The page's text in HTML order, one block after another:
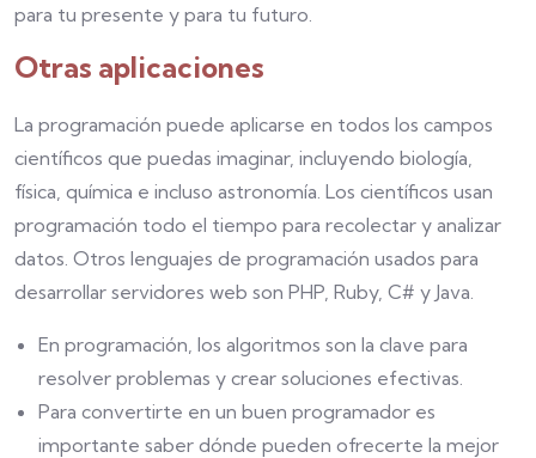
para tu presente y para tu futuro.
Otras aplicaciones
La programación puede aplicarse en todos los campos
científicos que puedas imaginar, incluyendo biología,
física, química e incluso astronomía. Los científicos usan
programación todo el tiempo para recolectar y analizar
datos. Otros lenguajes de programación usados para
desarrollar servidores web son PHP, Ruby, C# y Java.
En programación, los algoritmos son la clave para
resolver problemas y crear soluciones efectivas.
Para convertirte en un buen programador es
importante saber dónde pueden ofrecerte la mejor